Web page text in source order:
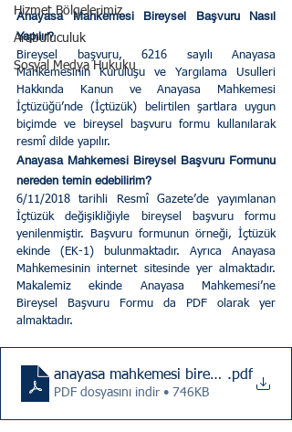
Hizmet Bölgelerimiz
Arabuluculuk
Sosyal Medya Hukuku
Anayasa Mahkemesi Bireysel Başvuru Nasıl
Yapılır?
Bireysel başvuru, 6216 sayılı Anayasa
Mahkemesinin Kuruluşu ve Yargılama Usulleri
Hakkında Kanun ve Anayasa Mahkemesi
İçtüzüğü’nde (İçtüzük) belirtilen şartlara uygun
biçimde ve bireysel başvuru formu kullanılarak
resmî dilde yapılır.
Anayasa Mahkemesi Bireysel Başvuru Formunu
nereden temin edebilirim?
6/11/2018 tarihli Resmî Gazete’de yayımlanan
İçtüzük değişikliğiyle bireysel başvuru formu
yenilenmiştir. Başvuru formunun örneği, İçtüzük
ekinde (EK-1) bulunmaktadır. Ayrıca Anayasa
Mahkemesinin internet sitesinde yer almaktadır.
Makalemiz ekinde Anayasa Mahkemesi’ne
Bireysel Başvuru Formu da PDF olarak yer
almaktadır.
anayasa mahkemesi bireysel başvuru
.pdf
PDF dosyasını indir • 746KB